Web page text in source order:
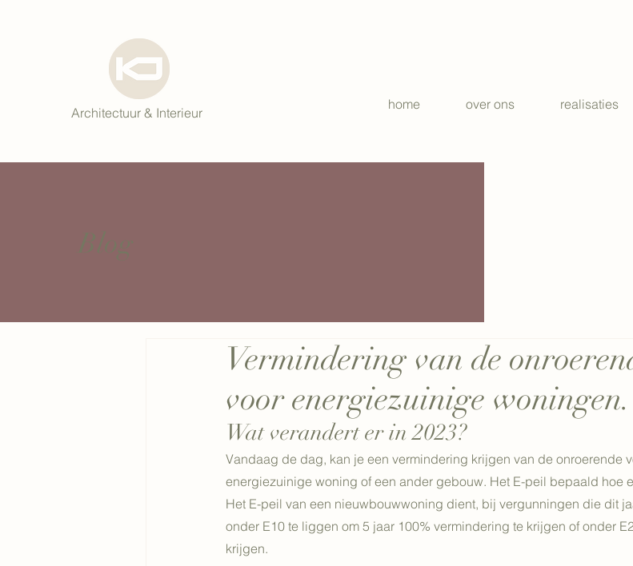
Architectuur & Interieur
home over ons realisaties
Vermindering van de
voor energiezuinige woningen.
Wat verandert er in 2023?
Vandaag de dag, kan je een vermindering krijgen van de onroerende
energiezuinige woning of een ander gebouw. Het E-peil bepaald hoe
Het E-peil van een nieuwbouwwoning dient, bij vergunningen die dit
onder E10 te liggen om 5 jaar 100% vermindering te krijgen of onder
krijgen.